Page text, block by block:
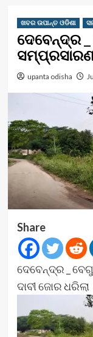
ଖବର ଉପାନ୍ତ ଓଡିଶା
ଦେବେନ୍ଦ୍ର
ସମ୍ପ୍ରସାରଣ
upanta odisha
Share
ଦେବେନ୍ଦ୍ର _
ଦାବୀ ଜୋର ଧରିଲା